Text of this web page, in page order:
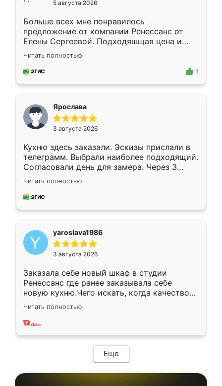
5 августа 2026
Больше всех мне понравилось
предложение от компании Ренессанс от
Елены Сергеевой. Подходяшщая цена и
короткие сроки изготовления. Приехавший
для замера сотрудник Владислав
предложил по моему эскизу самый
Читать полностью
1
Ярослава
3 августа 2026
Кухню здесь заказали. Эскизы прислали в
телеграмм. Выбрали наиболее подходящий.
Согласовали день для замера. Через 3
недели кухня была уже готова. Остались
довольны работой. Спасибо Ренессанс
мебель за качественную работу!
Читать полностью
yaroslava1986
3 августа 2026
Заказала себе новый шкаф в студии
Ренессанс где ранее заказывала себе
новую кухню.Чего искать, когда качеством
вполне довольна. Служит кухня уже почти
два года, нареканий нет.
Читать полностью
Еще